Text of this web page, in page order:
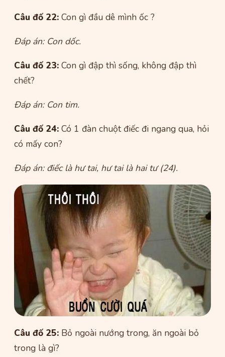
Câu đố 22: Con gì đầu dê mình ốc ?
Đáp án: Con dốc.
Câu đố 23: Con gì đập thì sống, không đập thì
chết?
Đáp án: Con tim.
Câu đố 24: Có 1 đàn chuột điếc đi ngang qua, hỏi
có mấy con?
Đáp án: điếc là hư tai, hư tai là hai tư (24).
Câu đố 25: Bỏ ngoài nướng trong, ăn ngoài bỏ
trong là gì?